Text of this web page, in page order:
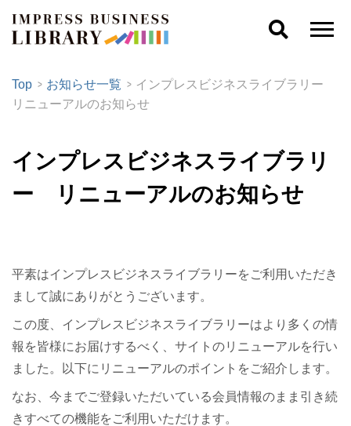
Top お知らせ一覧
インプレスビジネスライブラリー
リニューアルのお知らせ
インプレスビジネスライブラリ
ー リニューアルのお知らせ
平素はインプレスビジネスライブラリーをご利用いただき
まして誠にありがとうございます。
この度、インプレスビジネスライブラリーはより多くの情
報を皆様にお届けするべく、サイトのリニューアルを行い
ました。以下にリニューアルのポイントをご紹介します。
なお、今までご登録いただいている会員情報のまま引き続
きすべての機能をご利用いただけます。